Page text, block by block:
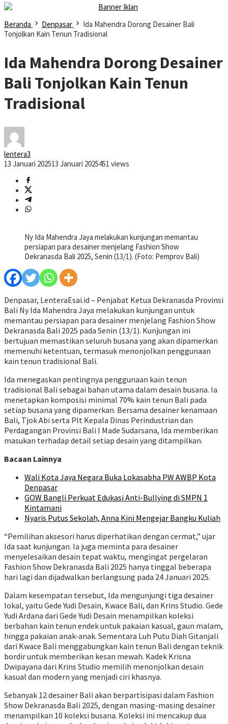
Beranda Denpasar
Ida Mahendra Dorong Desainer Bali
Tonjolkan Kain Tenun Tradisional
Ida Mahendra Dorong Desainer
Bali Tonjolkan Kain Tenun
Tradisional
lentera3
13 Januari 202513 Januari 2025451 views
Ny Ida Mahendra Jaya melakukan kunjungan memantau
persiapan para desainer menjelang Fashion Show
Dekranasda Bali 2025, Senin (13/1). (Foto: Pemprov Bali)
Denpasar, LenteraEsai.id – Penjabat Ketua Dekranasda Provinsi
Bali Ny Ida Mahendra Jaya melakukan kunjungan untuk
memantau persiapan para desainer menjelang Fashion Show
Dekranasda Bali 2025 pada Senin (13/1). Kunjungan ini
bertujuan memastikan seluruh busana yang akan dipamerkan
memenuhi ketentuan, termasuk menonjolkan penggunaan
kain tenun tradisional Bali.
Ida menegaskan pentingnya penggunaan kain tenun
tradisional Bali sebagai bahan utama dalam desain busana. Ia
menetapkan komposisi minimal 70% kain tenun Bali pada
setiap busana yang dipamerkan. Bersama desainer kenamaan
Bali, Tjok Abi serta Plt Kepala Dinas Perindustrian dan
Perdagangan Provinsi Bali I Made Sudarsana, Ida memberikan
masukan terhadap detail setiap desain yang ditampilkan.
Bacaan Lainnya
Wali Kota Jaya Negara Buka Lokasabha PW AWBP Kota
Denpasar
GOW Bangli Perkuat Edukasi Anti-Bullying di SMPN 1
Kintamani
Nyaris Putus Sekolah, Anna Kini Mengejar Bangku Kuliah
“Pemilihan aksesori harus diperhatikan dengan cermat,” ujar
Ida saat kunjungan. Ia juga meminta para desainer
menyelesaikan desain tepat waktu, mengingat pergelaran
Fashion Show Dekranasda Bali 2025 hanya tinggal beberapa
hari lagi dan dijadwalkan berlangsung pada 24 Januari 2025.
Dalam kesempatan tersebut, Ida mengunjungi tiga desainer
lokal, yaitu Gede Yudi Desain, Kwace Bali, dan Krins Studio. Gede
Yudi Ardana dari Gede Yudi Desain menampilkan koleksi
berbahan kain tenun endek untuk pakaian kasual, gaun malam,
hingga pakaian anak-anak. Sementara Luh Putu Diah Gitanjali
dari Kwace Bali menggabungkan kain tenun Bali dengan teknik
bordir untuk memberikan kesan mewah. Kadek Krisna
Dwipayana dari Krins Studio memilih menonjolkan desain
kasual dan modern yang menjadi ciri khasnya.
Sebanyak 12 desainer Bali akan berpartisipasi dalam Fashion
Show Dekranasda Bali 2025, dengan masing-masing desainer
menampilkan 10 koleksi busana. Koleksi ini mencakup dua